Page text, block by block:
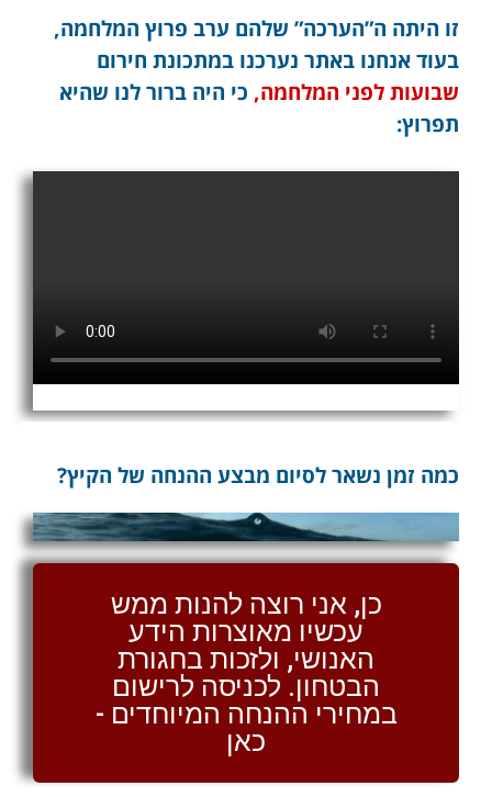
זו היתה ה”הערכה” שלהם ערב פרוץ המלחמה,
בעוד אנחנו באתר נערכנו במתכונת חירום
שבועות לפני המלחמה, כי היה ברור לנו שהיא
תפרוץ:
כמה זמן נשאר לסיום מבצע ההנחה של הקיץ?
כן, אני רוצה להנות ממש
עכשיו מאוצרות הידע
האנושי, ולזכות בחגורת
הבטחון. לכניסה לרישום
במחירי ההנחה המיוחדים -
כאן